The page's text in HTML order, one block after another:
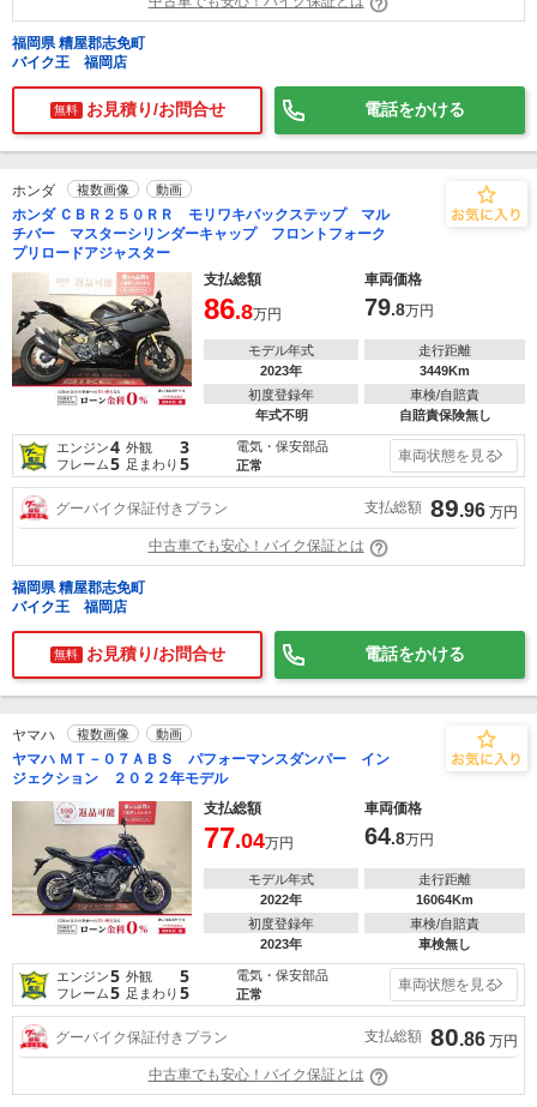
福岡県 糟屋郡志免町
バイク王 福岡店
無料 お見積り/お問合せ 電話をかける
ホンダ 複数画像 動画
ホンダ ＣＢＲ２５０ＲＲ モリワキバックステップ マル
チバー マスターシリンダーキャップ フロントフォーク
プリロードアジャスター
支払総額
車両価格
86.8万円 79.8万円
モデル年式
2023年
走行距離
3449Km
初度登録年
年式不明
車検/自賠責
自賠責保険無し
エンジン4 外観 3
フレーム5 足まわり 5
電気・保安部品
正常
車両状態を見る
グーバイク保証付きプラン 支払総額 89.96 万円
中古車でも安心！バイク保証とは
福岡県 糟屋郡志免町
バイク王 福岡店
無料 お見積り/お問合せ 電話をかける
ヤマハ 複数画像 動画
ヤマハ ＭＴ－０７ＡＢＳ パフォーマンスダンパー イン
ジェクション ２０２２年モデル
支払総額
車両価格
77.04万円 64.8万円
モデル年式
2022年
走行距離
16064Km
初度登録年
2023年
車検/自賠責
車検無し
エンジン5 外観 5
フレーム5 足まわり 5
電気・保安部品
正常
車両状態を見る
グーバイク保証付きプラン 支払総額 80.86 万円
中古車でも安心！バイク保証とは